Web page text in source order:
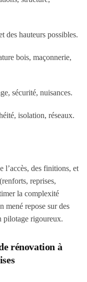
des hauteurs possibles.
bois, maçonnerie,
sécurité, nuisances.
isolation, réseaux.
l’accès, des finitions, et
reprises,
la complexité
mené repose sur des
pilotage rigoureux.
rénovation à